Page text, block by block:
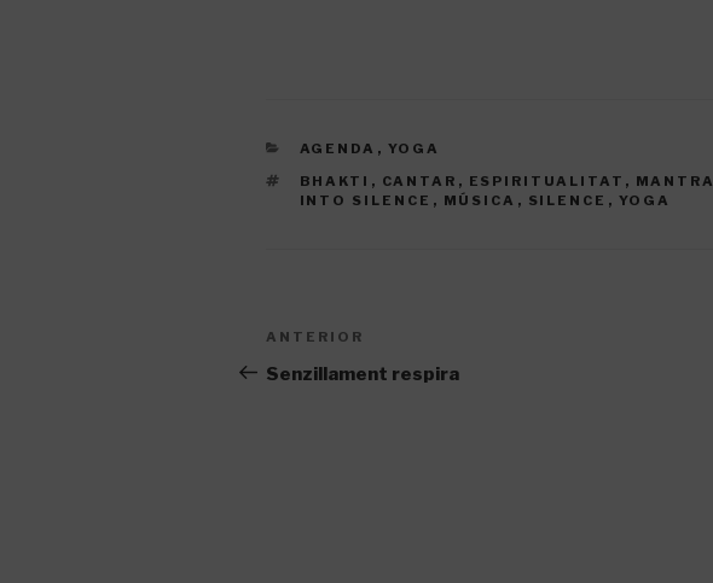
CATEGORIES
AGENDA , YOGA
ETIQUETES
BHAKTI , CANTAR , ESPIRITUALITAT , MANTRA
INTO SILENCE , MÚSICA , SILENCE , YOGA
Navegació
d'entrades
Entrada
anterior
ANTERIOR
Senzillament respira